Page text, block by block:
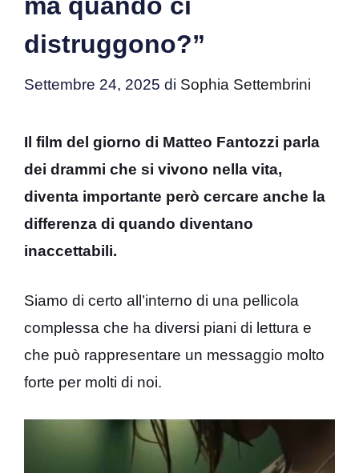
distruggono?”
Settembre 24, 2025 di Sophia Settembrini
Il film del giorno di Matteo Fantozzi parla
dei drammi che si vivono nella vita,
diventa importante però cercare anche la
differenza di quando diventano
inaccettabili.
Siamo di certo all’interno di una pellicola
complessa che ha diversi piani di lettura e
che può rappresentare un messaggio molto
forte per molti di noi.